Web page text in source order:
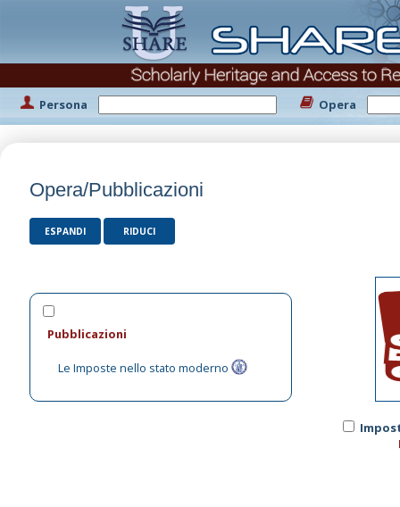
Persona Opera
Opera/Pubblicazioni
ESPANDI RIDUCI
Pubblicazioni
Le Imposte nello stato moderno